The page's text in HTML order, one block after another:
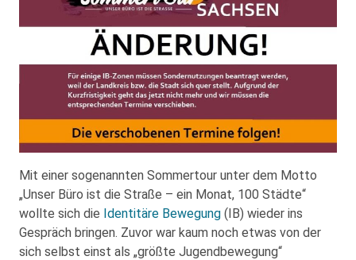
Mit einer sogenannten Sommertour unter dem Motto
„Unser Büro ist die Straße – ein Monat, 100 Städte“
wollte sich die Identitäre Bewegung (IB) wieder ins
Gespräch bringen. Zuvor war kaum noch etwas von der
sich selbst einst als „größte Jugendbewegung“